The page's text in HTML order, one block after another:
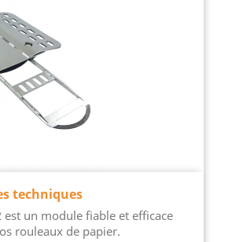
techniques
est un module fiable et efficace
rouleaux de papier.